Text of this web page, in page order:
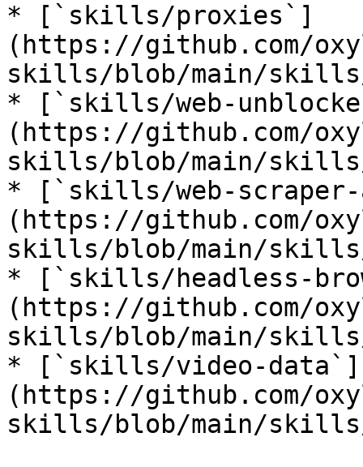
* [`skills/proxies`]
(https://github.com/
skills/blob/main/skills/
* [`skills/web-
(https://github.com/
skills/blob/main/skills/
* [`skills/web-
(https://github.com/
skills/blob/main/skills/
* [`skills/headless-
(https://github.com/
skills/blob/main/skills/
* [`skills/video-data`]
(https://github.com/
skills/blob/main/skills/